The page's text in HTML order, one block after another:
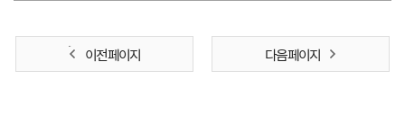
이전 페이지 다음 페이지